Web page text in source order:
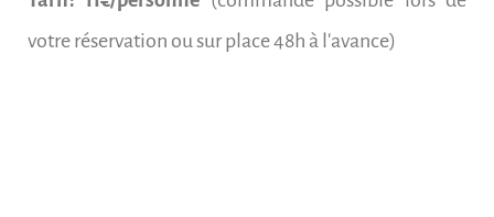
votre réservation ou sur place 48h à l'avance)